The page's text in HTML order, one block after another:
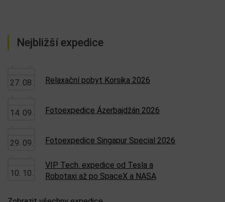
Nejbližší expedice
27. 08. Relaxační pobyt Korsika 2026
14. 09. Fotoexpedice Ázerbajdžán 2026
29. 09. Fotoexpedice Singapur Special 2026
10. 10.
VIP Tech. expedice od Tesla a
Robotaxi až po SpaceX a NASA